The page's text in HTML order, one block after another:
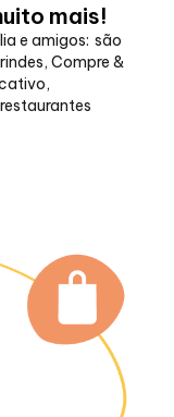
mais!
e amigos: são
Compre &